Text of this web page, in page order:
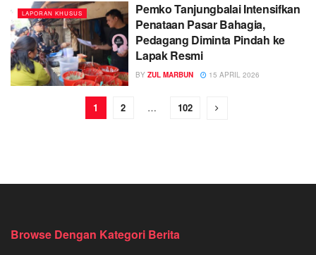
LAPORAN KHUSUS
Pemko Tanjungbalai Intensifkan
Penataan Pasar Bahagia,
Pedagang Diminta Pindah ke
Lapak Resmi
BY ZUL MARBUN 15 APRIL 2026
1 2 … 102
Browse Dengan Kategori Berita